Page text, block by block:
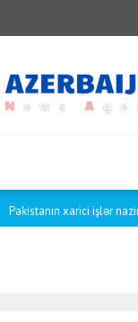
Pakistanın xarici işlər